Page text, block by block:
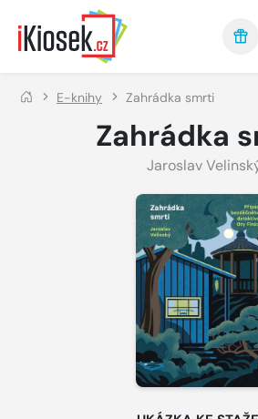
Přejít na hlavní obsah
E-knihy Zahrádka smrti
Zahrádka
Jaroslav